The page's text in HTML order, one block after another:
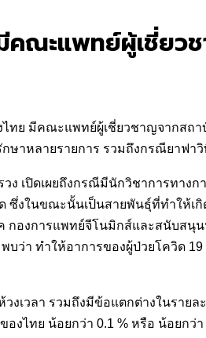
คณะแพทย์ผู้เชี่ย
ทย มีคณะแพทย์ผู้เชี่ยวชาญจากส
ษาหลายรายการ รวมถึงกรณียาฟ
ง เปิดเผยถึงกรณีมีนักวิชาการทา
ซึ่งในขณะนั้นเป็นสายพันธุ์ที่ทำใ
องการแพทย์จีโนมิกส์และสนับสนุ
ว่า ทำให้อาการของผู้ป่วยโควิด
งเวลา รวมถึงมีข้อแตกต่างในรา
ไทย น้อยกว่า 0.1 % หรือ น้อยกว่